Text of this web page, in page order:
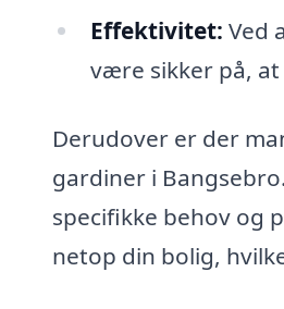
Effektivitet: Ved
være sikker på,
Derudover er der
gardiner i
specifikke behov og
netop din bolig,